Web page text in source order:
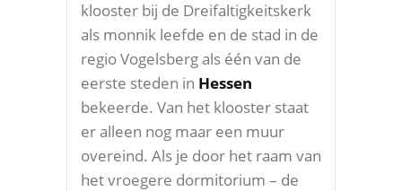
klooster bij de Dreifaltigkeitskerk
als monnik leefde en de stad in de
regio Vogelsberg als één van de
eerste steden in Hessen
bekeerde. Van het klooster staat
er alleen nog maar een muur
overeind. Als je door het raam van
het vroegere dormitorium – de